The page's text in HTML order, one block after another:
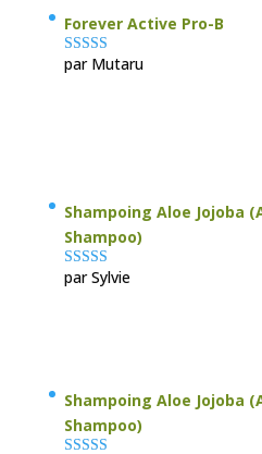
Forever Active Pro-B
Note4sur
par Mutaru
Shampoing Aloe Jojoba
Shampoo)
Note5sur 5
par Sylvie
Shampoing Aloe Jojoba
Shampoo)